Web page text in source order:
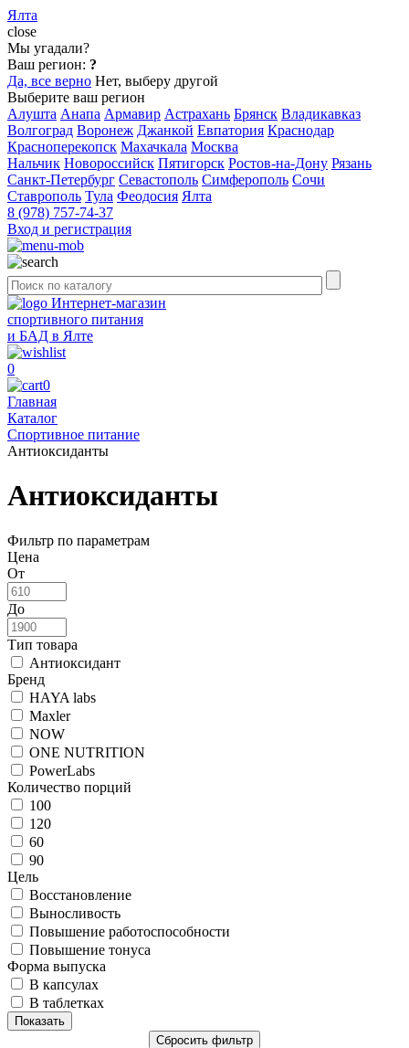
Ялта
close
Мы угадали?
Ваш регион: ?
Да, все верно Нет, выберу другой
Выберите ваш регион
Алушта Анапа Армавир Астрахань Брянск Владикавказ
Волгоград Воронеж Джанкой Евпатория Краснодар
Красноперекопск Махачкала Москва
Нальчик Новороссийск Пятигорск Ростов-на-Дону Рязань
Санкт-Петербург Севастополь Симферополь Сочи
Ставрополь Тула Феодосия Ялта
8 (978) 757-74-37
Вход и регистрация
Интернет-магазин
спортивного питания
и БАД в Ялте
0
0
Главная
Каталог
Спортивное питание
Антиоксиданты
Антиоксиданты
Фильтр по параметрам
Цена
От
До
Тип товара
Антиоксидант
Бренд
HAYA labs
Maxler
NOW
ONE NUTRITION
PowerLabs
Количество порций
100
120
60
90
Цель
Восстановление
Выносливость
Повышение работоспособности
Повышение тонуса
Форма выпуска
В капсулах
В таблетках